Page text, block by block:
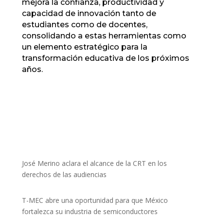
mejora la confianza, productividad y
capacidad de innovación tanto de
estudiantes como de docentes,
consolidando a estas herramientas como
un elemento estratégico para la
transformación educativa de los próximos
años.
José Merino aclara el alcance de la CRT en los
derechos de las audiencias
T-MEC abre una oportunidad para que México
fortalezca su industria de semiconductores